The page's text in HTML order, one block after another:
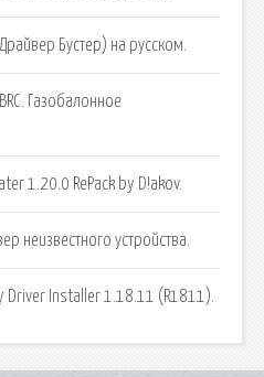
Бустер) на русском.
Газобалонное
1.20.0 RePack by D!akov.
неизвестного устройства.
Installer 1.18.11 (R1811).